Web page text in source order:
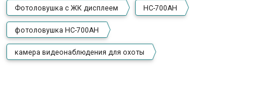
Фотоловушка с ЖК дисплеем HC-700AH
фотоловушка HC-700AH
камера видеонаблюдения для охоты